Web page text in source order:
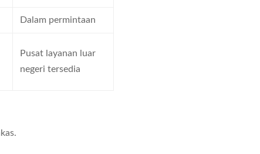
Dalam permintaan
Pusat layanan luar
negeri tersedia